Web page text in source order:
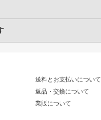
送料とお支払いについて
返品・交換について
業販について
アリスト
ソアラ
アルテッツァ
レーシングライン
アタックライン
ストリームライン